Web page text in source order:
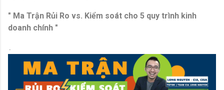
" Ma Trận Rủi Ro vs. Kiểm soát cho 5 quy trình kinh
doanh chính "